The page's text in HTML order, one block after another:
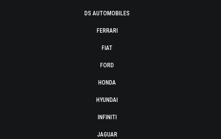
DS AUTOMOBILES
FERRARI
FIAT
FORD
HONDA
HYUNDAI
INFINITI
JAGUAR